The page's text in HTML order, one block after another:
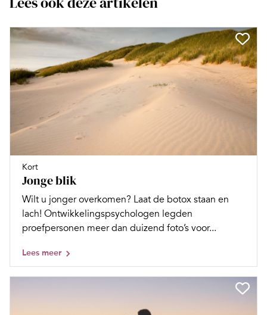
Kort
Jonge blik
Wilt u jonger overkomen? Laat de botox staan en
lach! Ontwikkelingspsychologen legden
proefpersonen meer dan duizend foto’s voor...
Lees meer